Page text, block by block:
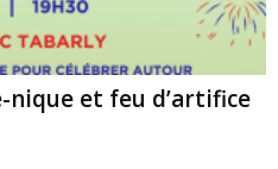
nique et feu d’artifice